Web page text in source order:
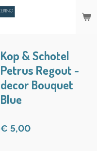
Kop & Schotel
Petrus Regout -
decor Bouquet
Blue
€ 5,00